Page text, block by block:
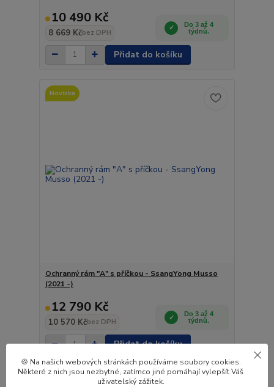
10 490 Kč
8 669 Kčbez DPH
Do 3 až 4
týdnů.
Přidat do košíku
Novinka
Ochranný rám "A" s příčkou - SsangYong Musso
(2021 -)
12 790 Kč
10 570 Kčbez DPH
Do 3 až 4
týdnů.
Přidat do košíku
🍪 Na našich webových stránkách používáme soubory cookies.
Některé z nich jsou nezbytné, zatímco jiné pomáhají vylepšít Váš
uživatelský zážitek.